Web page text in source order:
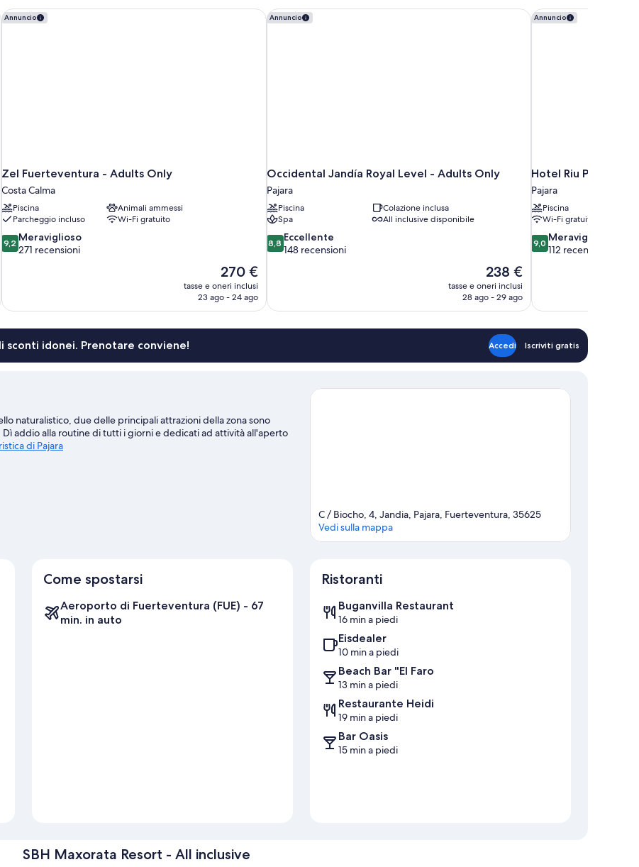
Annuncio
Zel Fuerteventura - Adults Only
Costa Calma
Piscina
Animali ammessi
Parcheggio incluso
Wi-Fi gratuito
9.2
su
recensioni
9,2 Meraviglioso
271 recensioni
Il
prezzo
attuale
270 €
tasse e oneri inclusi
23 ago - 24 ago
Zel Fuerteventura - Adults Only Annuncio
Occidental Jandía Royal Level - Adults Only
Pajara
Piscina
Colazione inclusa
Spa
All inclusive disponibile
8.8
su
recensioni
8,8 Eccellente
148 recensioni
Il
prezzo
attuale
238 €
tasse e oneri inclusi
28 ago - 29 ago
Occidental Jandía Royal Level - Adults Only Annuncio
Hotel Riu Palace
Pajara
Piscina
Wi-Fi gratuito
9.0
su
recensioni
9,0 Meraviglioso
112 recensioni
Hotel Riu Palace
sconti idonei. Prenotare conviene! Accedi Iscriviti gratis
naturalistico, due delle principali attrazioni della zona sono
addio alla routine di tutti i giorni e dedicati ad attività all'aperto
di Pajara
C / Biocho, 4, Jandia, Pajara, Fuerteventura, 35625
Vedi sulla mappa
Come spostarsi
Aeroporto di Fuerteventura (FUE) - 67
min. in auto
Ristoranti
Buganvilla Restaurant
16 min a piedi
Eisdealer
10 min a piedi
Beach Bar "El Faro
13 min a piedi
Restaurante Heidi
19 min a piedi
Bar Oasis
15 min a piedi
SBH Maxorata Resort - All inclusive